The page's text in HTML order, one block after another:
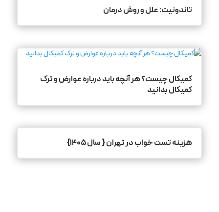
تاندونیت: علل و روش درمان
کمیکال چیست؟ هر آنچه باید درباره عوارض و ترک
کمیکال بدانید
هزینه تست خواب در تهران { سال ۱۴۰۵}